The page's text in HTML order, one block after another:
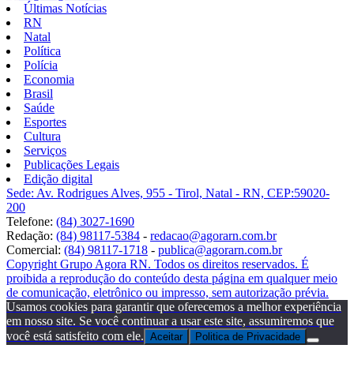
Últimas Notícias
RN
Natal
Política
Polícia
Economia
Brasil
Saúde
Esportes
Cultura
Serviços
Publicações Legais
Edição digital
Sede: Av. Rodrigues Alves, 955 - Tirol, Natal - RN, CEP:59020-
200
Telefone: (84) 3027-1690
Redação: (84) 98117-5384 - redacao@agorarn.com.br
Comercial: (84) 98117-1718 - publica@agorarn.com.br
Copyright Grupo Agora RN. Todos os direitos reservados. É
proibida a reprodução do conteúdo desta página em qualquer meio
de comunicação, eletrônico ou impresso, sem autorização prévia.
Usamos cookies para garantir que oferecemos a melhor experiência
em nosso site. Se você continuar a usar este site, assumiremos que
você está satisfeito com ele. Aceitar Politica de Privacidade